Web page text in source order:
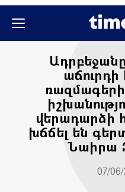
աճուրդի
վերադարձի
խճճել են
Նաիրա
07/06/